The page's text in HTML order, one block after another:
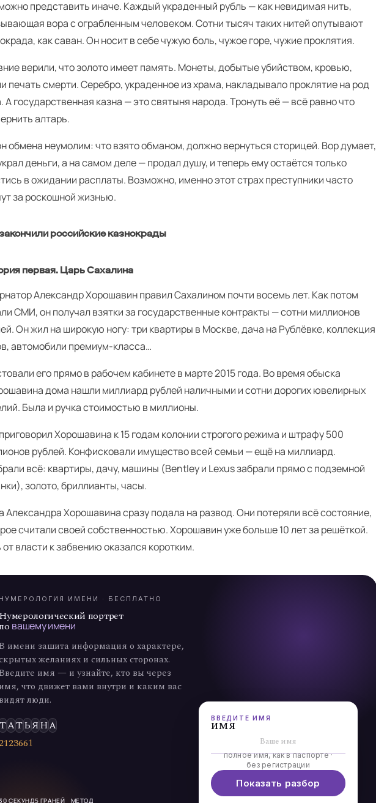
представить иначе. Каждый украденный рубль — как невидимая нить,
вора с ограбленным человеком. Сотни тысяч таких нитей опутывают
как саван. Он носит в себе чужую боль, чужое горе, чужие проклятия.
верили, что золото имеет память. Монеты, добытые убийством, кровью,
печать смерти. Серебро, украденное из храма, накладывало проклятие на род
А государственная казна — это святыня народа. Тронуть её — всё равно что
алтарь.
обмена неумолим: что взято обманом, должно вернуться сторицей. Вор думает,
деньги, а на самом деле — продал душу, и теперь ему остаётся только
в ожидании расплаты. Возможно, именно этот страх преступники часто
за роскошной жизнью.
российские казнокрады
первая. Царь Сахалина
Александр Хорошавин правил Сахалином почти восемь лет. Как потом
СМИ, он получал взятки за государственные контракты — сотни миллионов
Он жил на широкую ногу: три квартиры в Москве, дача на Рублёвке, коллекция
автомобили премиум-класса…
его прямо в рабочем кабинете в марте 2015 года. Во время обыска
дома нашли миллиард рублей наличными и сотни дорогих ювелирных
Была и ручка стоимостью в миллионы.
Хорошавина к 15 годам колонии строгого режима и штрафу 500
рублей. Конфисковали имущество всей семьи — ещё на миллиард.
всё: квартиры, дачу, машины (Bent­ley и Lexus забрали прямо с подземной
золото, бриллианты, часы.
Александра Хорошавина сразу подала на развод. Они потеряли всё состояние,
считали своей собственностью. Хорошавин уже больше 10 лет за решёткой.
от власти к забвению оказался коротким.
НУМЕРОЛОГИЯ ИМЕНИ · БЕСПЛАТНО
Нумерологический портрет
вашему имени
В имени зашита информация о характере,
желаниях и сильных сторонах.
Введите имя — и узнайте, кто вы через
имя, что движет вами внутри и каким вас
видят люди.
ТАТЬЯНА
123661
СЕКУНД5 ГРАНЕЙ МЕТОД
ВВЕДИТЕ ИМЯ
имя
полное имя, как в паспорте ·
без регистрации
Показать разбор